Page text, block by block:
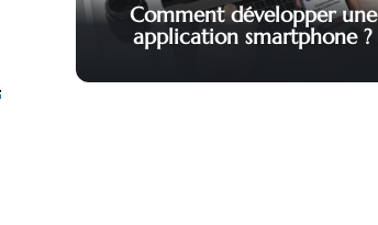
Comment développer une
application smartphone ?